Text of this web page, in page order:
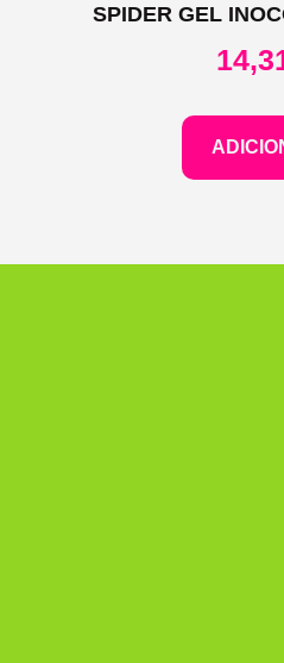
SPIDER GEL